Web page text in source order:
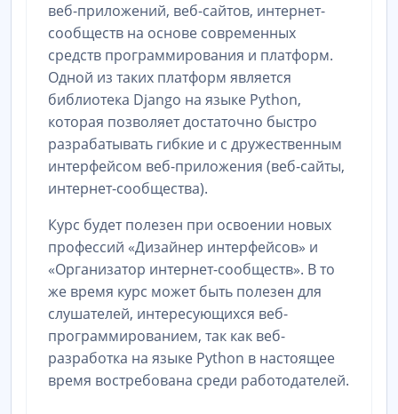
веб-приложений, веб-сайтов, интернет-
сообществ на основе современных
средств программирования и платформ.
Одной из таких платформ является
библиотека Django на языке Python,
которая позволяет достаточно быстро
разрабатывать гибкие и с дружественным
интерфейсом веб-приложения (веб-сайты,
интернет-сообщества).
Курс будет полезен при освоении новых
профессий «Дизайнер интерфейсов» и
«Организатор интернет-сообществ». В то
же время курс может быть полезен для
слушателей, интересующихся веб-
программированием, так как веб-
разработка на языке Python в настоящее
время востребована среди работодателей.